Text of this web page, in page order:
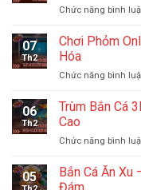
Chức năng bình
07
Th2
Chơi Phỏm
Hóa
Chức năng bình
06
Th2
Trùm Bắn Cá
Cao
Chức năng bình
05
Bắn Cá Ăn Xu